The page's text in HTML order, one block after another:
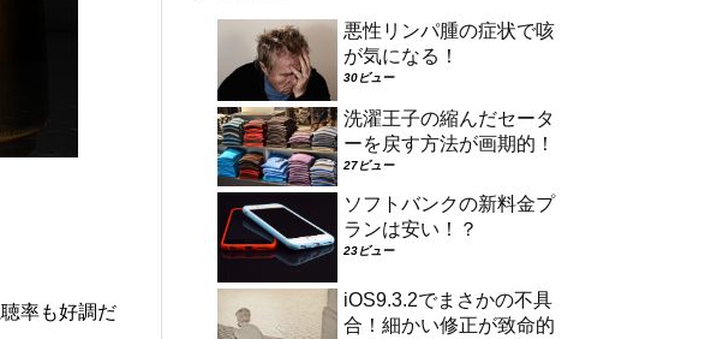
率も好調だ
悪性リンパ腫の症状で咳
が気になる！
30ビュー
洗濯王子の縮んだセータ
ーを戻す方法が画期的！
27ビュー
ソフトバンクの新料金プ
ランは安い！？
23ビュー
iOS9.3.2でまさかの不具
合！細かい修正が致命的